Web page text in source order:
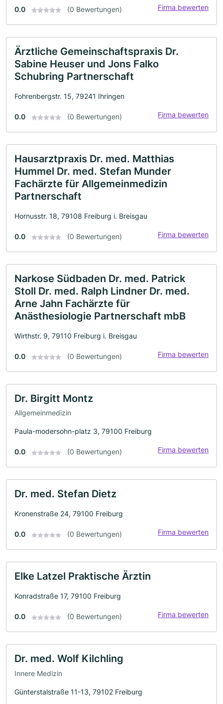
0.0 (0 Bewertungen) Firma bewerten
Ärztliche Gemeinschaftspraxis Dr.
Sabine Heuser und Jons Falko
Schubring Partnerschaft
Fohrenbergstr. 15, 79241 Ihringen
0.0 (0 Bewertungen) Firma bewerten
Hausarztpraxis Dr. med. Matthias
Hummel Dr. med. Stefan Munder
Fachärzte für Allgemeinmedizin
Partnerschaft
Hornusstr. 18, 79108 Freiburg i. Breisgau
0.0 (0 Bewertungen) Firma bewerten
Narkose Südbaden Dr. med. Patrick
Stoll Dr. med. Ralph Lindner Dr. med.
Arne Jahn Fachärzte für
Anästhesiologie Partnerschaft mbB
Wirthstr. 9, 79110 Freiburg i. Breisgau
0.0 (0 Bewertungen) Firma bewerten
Dr. Birgitt Montz
Allgemeinmedizin
Paula-modersohn-platz 3, 79100 Freiburg
0.0 (0 Bewertungen) Firma bewerten
Dr. med. Stefan Dietz
Kronenstraße 24, 79100 Freiburg
0.0 (0 Bewertungen) Firma bewerten
Elke Latzel Praktische Ärztin
Konradstraße 17, 79100 Freiburg
0.0 (0 Bewertungen) Firma bewerten
Dr. med. Wolf Kilchling
Innere Medizin
Günterstalstraße 11-13, 79102 Freiburg